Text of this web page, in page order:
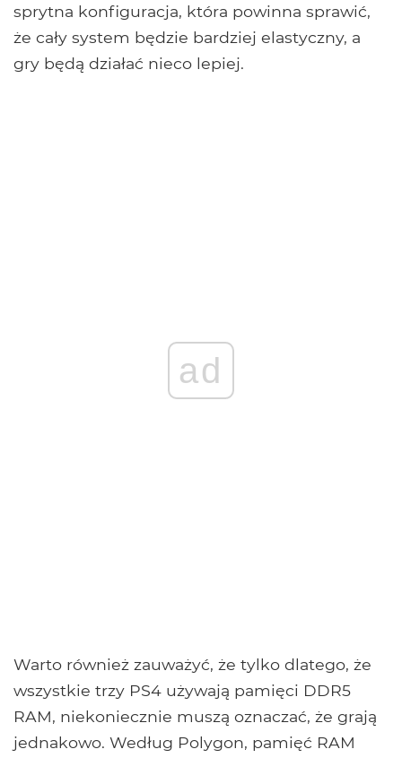
sprytna konfiguracja, która powinna sprawić,
że cały system będzie bardziej elastyczny, a
gry będą działać nieco lepiej.
ad
Warto również zauważyć, że tylko dlatego, że
wszystkie trzy PS4 używają pamięci DDR5
RAM, niekoniecznie muszą oznaczać, że grają
jednakowo. Według Polygon, pamięć RAM